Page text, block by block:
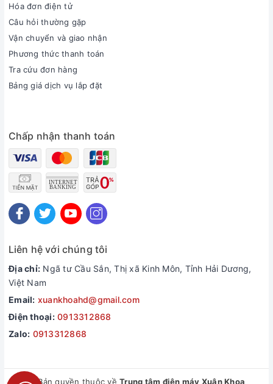
Hóa đơn điện tử
Câu hỏi thường gặp
Vận chuyển và giao nhận
Phương thức thanh toán
Tra cứu đơn hàng
Bảng giá dịch vụ lắp đặt
Chấp nhận thanh toán
Liên hệ với chúng tôi
Địa chỉ: Ngã tư Cầu Sắn, Thị xã Kinh Môn, Tỉnh Hải Dương,
Việt Nam
Email: xuankhoahd@gmail.com
Điện thoại: 0913312868
Zalo: 0913312868
© Bản quyền thuộc vềTrung tâm điện máy Xuân Khoa